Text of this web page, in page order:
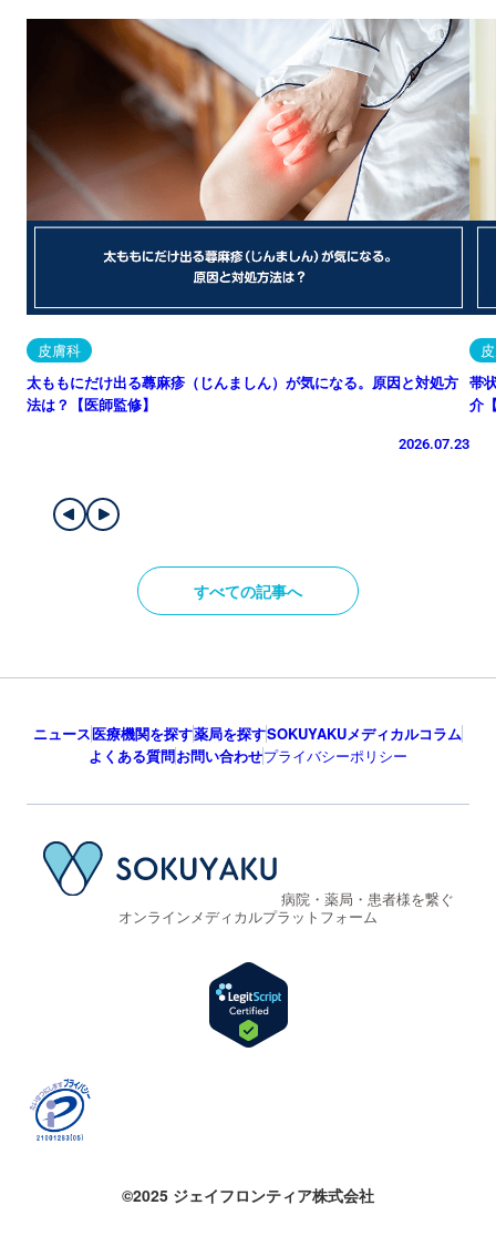
皮膚科
太ももにだけ出る蕁麻疹（じんましん）が気になる。原因と対処方
法は？【医師監修】
2026.07.23
帯
介
すべての記事へ
ニュース医療機関を探す薬局を探すSOKUYAKUメディカルコラム
よくある質問お問い合わせプライバシーポリシー
病院・薬局・患者様を繋ぐ
オンラインメディカルプラットフォーム
©2025 ジェイフロンティア株式会社